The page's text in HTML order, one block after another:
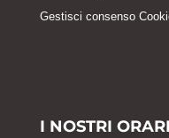
Gestisci consenso
I NOSTRI ORARI